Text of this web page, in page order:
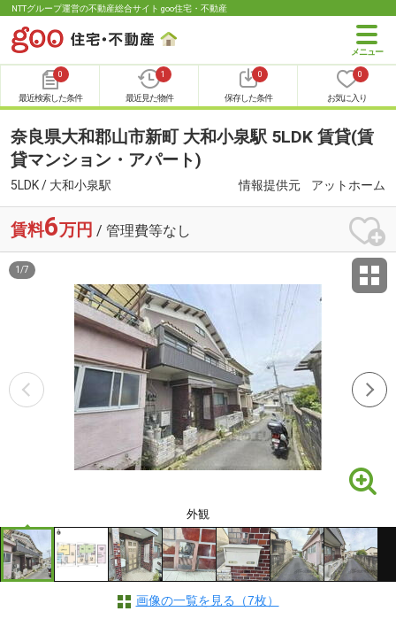
NTTグループ運営の不動産総合サイト goo住宅・不動産
0
最近検索した条件
1
最近見た物件
0
保存した条件
0
お気に入り
奈良県大和郡山市新町 大和小泉駅 5LDK 賃貸(賃
貸マンション・アパート)
5LDK / 大和小泉駅 情報提供元 アットホーム
賃料6万円 / 管理費等なし
外観
1 /7
画像の一覧を見る（7枚）